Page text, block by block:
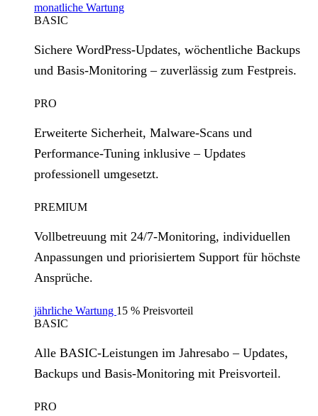
monatliche Wartung
BASIC
Sichere WordPress‑Updates, wöchentliche Backups
und Basis‑Monitoring – zuverlässig zum Festpreis.
PRO
Erweiterte Sicherheit, Malware‑Scans und
Performance‑Tuning inklusive – Updates
professionell umgesetzt.
PREMIUM
Vollbetreuung mit 24/7‑Monitoring, individuellen
Anpassungen und priorisiertem Support für höchste
Ansprüche.
jährliche Wartung 15 % Preisvorteil
BASIC
Alle BASIC‑Leistungen im Jahresabo – Updates,
Backups und Basis‑Monitoring mit Preisvorteil.
PRO